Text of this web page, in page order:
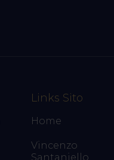
Links Sito
Home
Vincenzo
Santaniello